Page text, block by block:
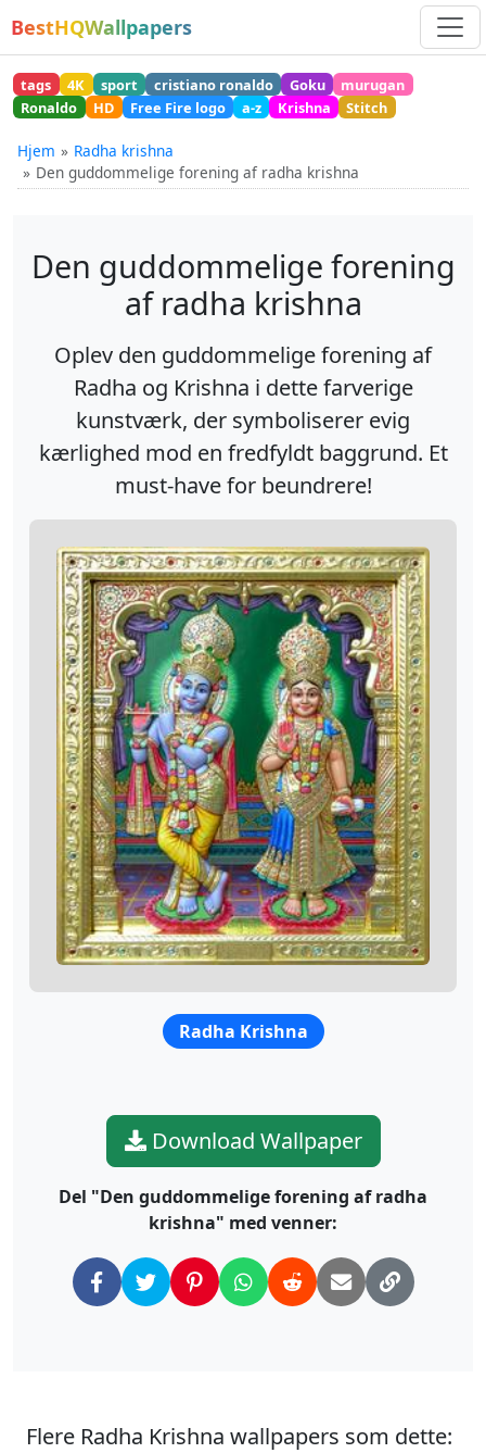
BestHQWallpapers
tags 4K sport cristiano ronaldo Goku
murugan
Ronaldo
HD Free Fire logo a-z Krishna Stitch
Hjem
Radha krishna
Den guddommelige forening af radha krishna
Den guddommelige forening
af radha krishna
Oplev den guddommelige forening af
Radha og Krishna i dette farverige
kunstværk, der symboliserer evig
kærlighed mod en fredfyldt baggrund. Et
must-have for beundrere!
Radha Krishna
Download Wallpaper
Del "Den guddommelige forening af radha
krishna" med venner:
Flere Radha Krishna wallpapers som dette: